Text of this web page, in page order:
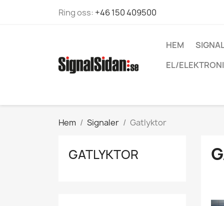
Ring oss: +46 150 409500
HEM
EL/
Hem Signaler Gatlyktor
GATLYKTOR